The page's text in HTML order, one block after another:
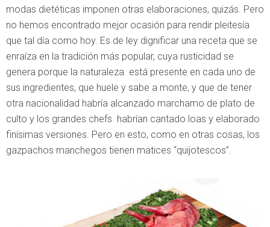
modas dietéticas imponen otras elaboraciones, quizás. Pero
no hemos encontrado mejor ocasión para rendir pleitesía
que tal día como hoy. Es de ley dignificar una receta que se
enraíza en la tradición más popular, cuya rusticidad se
genera porque la naturaleza está presente en cada uno de
sus ingredientes, que huele y sabe a monte, y que de tener
otra nacionalidad habría alcanzado marchamo de plato de
culto y los grandes chefs habrían cantado loas y elaborado
finísimas versiones. Pero en esto, como en otras cosas, los
gazpachos manchegos tienen matices “quijotescos”.